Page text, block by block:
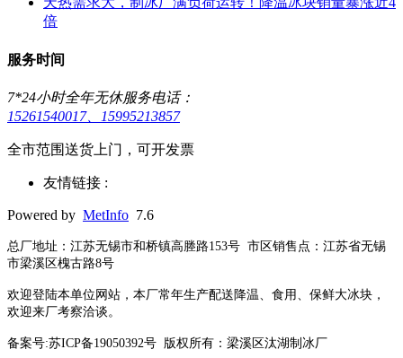
倍
服务时间
7*24小时全年无休服务电话：
15261540017、15995213857
全市范围送货上门，可开发票
友情链接 :
Powered by MetInfo 7.6
总厂地址：江苏无锡市和桥镇高塍路153号 市区销售点：江苏省无锡
市梁溪区槐古路8号
欢迎登陆本单位网站，本厂常年生产配送降温、食用、保鲜大冰块，
欢迎来厂考察洽谈。
备案号:苏ICP备19050392号 版权所有：梁溪区汰湖制冰厂